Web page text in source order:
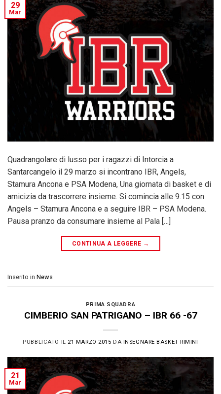
29
Mar
Quadrangolare di lusso per i ragazzi di Intorcia a
Santarcangelo il 29 marzo si incontrano IBR, Angels,
Stamura Ancona e PSA Modena, Una giornata di basket e di
amicizia da trascorrere insieme. Si comincia alle 9.15 con
Angels – Stamura Ancona e a seguire IBR – PSA Modena.
Pausa pranzo da consumare insieme al Pala […]
CONTINUA A LEGGERE →
Inserito in News
PRIMA SQUADRA
CIMBERIO SAN PATRIGANO – IBR 66 -67
PUBBLICATO IL 21 MARZO 2015 DA INSEGNARE BASKET RIMINI
21
Mar